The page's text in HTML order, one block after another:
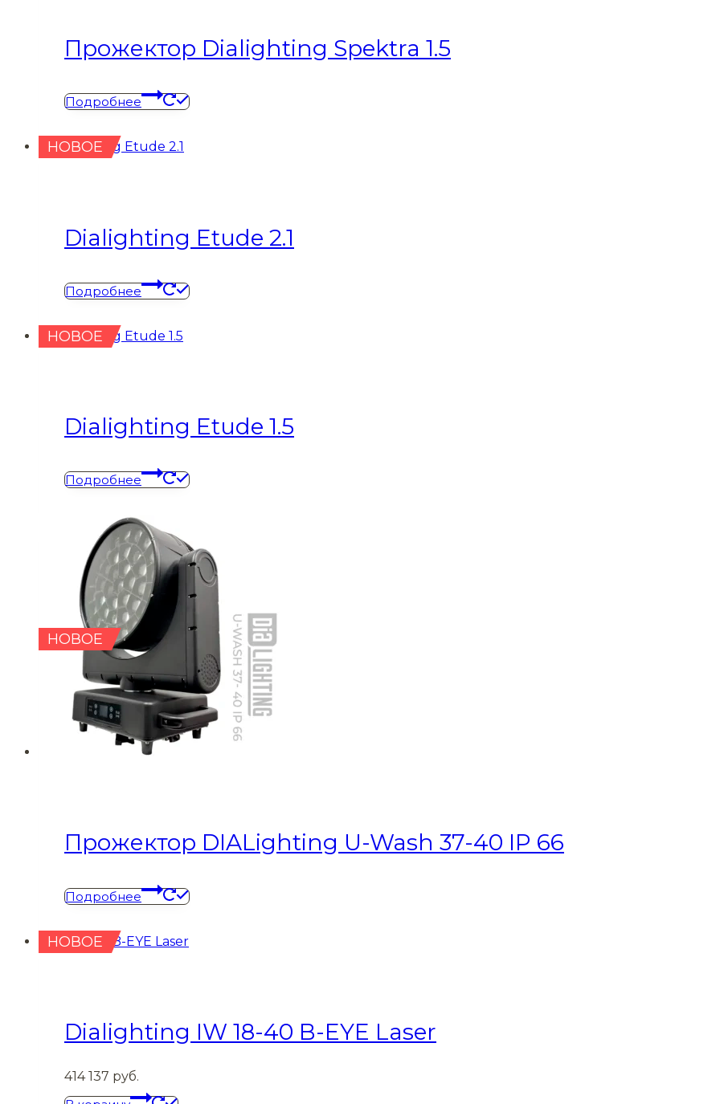
Прожектор Dialighting Spektra 1.5
Подробнее
НОВОЕ
Dialighting Etude 2.1
Подробнее
НОВОЕ
Dialighting Etude 1.5
Подробнее
НОВОЕ
Прожектор DIALighting U-Wash 37-40 IP 66
Подробнее
НОВОЕ
Dialighting IW 18-40 B-EYE Laser
414 137 руб.